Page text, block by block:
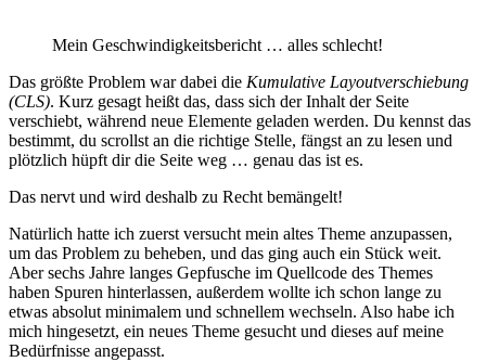
Mein Geschwindigkeitsbericht … alles schlecht!
Das größte Problem war dabei die Kumulative Layoutverschiebung
(CLS). Kurz gesagt heißt das, dass sich der Inhalt der Seite
verschiebt, während neue Elemente geladen werden. Du kennst das
bestimmt, du scrollst an die richtige Stelle, fängst an zu lesen und
plötzlich hüpft dir die Seite weg … genau das ist es.
Das nervt und wird deshalb zu Recht bemängelt!
Natürlich hatte ich zuerst versucht mein altes Theme anzupassen,
um das Problem zu beheben, und das ging auch ein Stück weit.
Aber sechs Jahre langes Gepfusche im Quellcode des Themes
haben Spuren hinterlassen, außerdem wollte ich schon lange zu
etwas absolut minimalem und schnellem wechseln. Also habe ich
mich hingesetzt, ein neues Theme gesucht und dieses auf meine
Bedürfnisse angepasst.